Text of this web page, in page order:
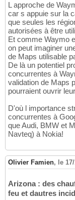
L approche de
car s appuie sur la
que seules les
autorisées à être
Et comme Waymo
on peut imaginer
de Maps utilisable
De là un potentiel
concurrentes à
validation de Maps
pourraient ouvrir
D'où l importance
concurrentes à
que Audi, BMW et
Navteq) à Nokia!
Olivier Famien, le
Arizona : des
feu et dautres